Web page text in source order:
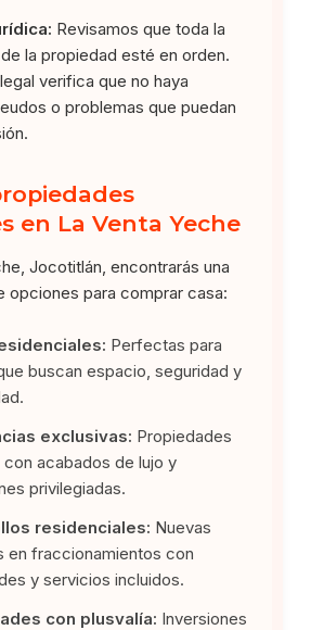
Revisamos que toda la
la propiedad esté en orden.
verifica que no haya
o problemas que puedan
en La Venta Yeche
Jocotitlán, encontrarás una
opciones para comprar casa:
Perfectas para
buscan espacio, seguridad y
exclusivas: Propiedades
con acabados de lujo y
privilegiadas.
residenciales: Nuevas
en fraccionamientos con
y servicios incluidos.
con plusvalía: Inversiones